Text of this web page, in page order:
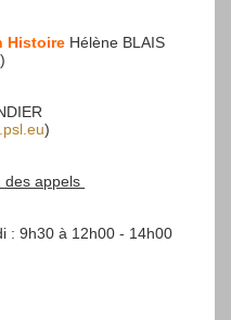
Histoire Hélène BLAIS
)
)
des appels
: 9h30 à 12h00 - 14h00